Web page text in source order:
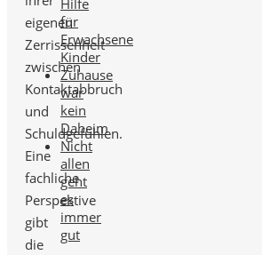
eigenen
Zerrissenheit
zwischen
Kontaktabbruch
und
Schuldgefühlen.
Eine
fachliche
Perspektive
gibt
die
Hilfe
für
Erwachsene
Kinder
Zuhause
war
kein
Daheim
Nicht
allen
geht
es
immer
gut